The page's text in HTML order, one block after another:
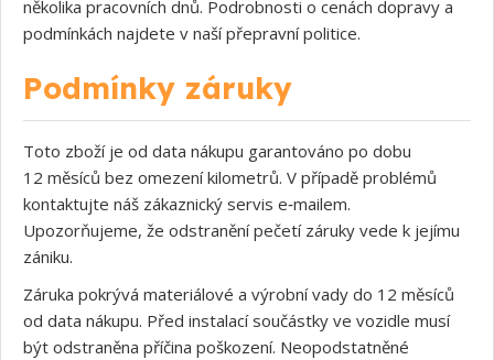
několika pracovních dnů. Podrobnosti o cenách dopravy a
podmínkách najdete v naší přepravní politice.
Podmínky záruky
Toto zboží je od data nákupu garantováno po dobu
12 měsíců bez omezení kilometrů. V případě problémů
kontaktujte náš zákaznický servis e‑mailem.
Upozorňujeme, že odstranění pečetí záruky vede k jejímu
zániku.
Záruka pokrývá materiálové a výrobní vady do 12 měsíců
od data nákupu. Před instalací součástky ve vozidle musí
být odstraněna příčina poškození. Neopodstatněné